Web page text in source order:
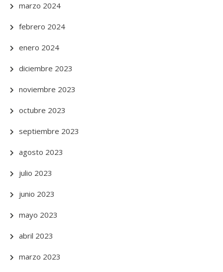
marzo 2024
febrero 2024
enero 2024
diciembre 2023
noviembre 2023
octubre 2023
septiembre 2023
agosto 2023
julio 2023
junio 2023
mayo 2023
abril 2023
marzo 2023